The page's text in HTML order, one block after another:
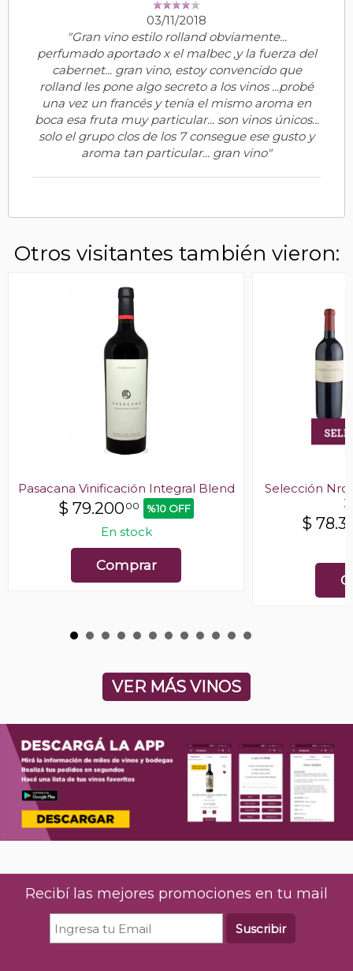
03/11/2018
"Gran vino estilo rolland obviamente...
perfumado aportado x el malbec ,y la fuerza del
cabernet... gran vino, estoy convencido que
rolland les pone algo secreto a los vinos ...probé
una vez un francés y tenía el mismo aroma en
boca esa fruta muy particular... son vinos únicos...
solo el grupo clos de los 7 consegue ese gusto y
aroma tan particular... gran vino"
Otros visitantes también vieron:
Pasacana Vinificación Integral Blend
$ 79.20000 %10 OFF
En stock
Comprar
Selección Nro
$
VER MÁS VINOS
Recibí las mejores promociones en tu mail
Suscribir